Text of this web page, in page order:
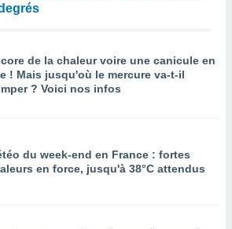
de la chaleur voire une canicule en
! Mais jusqu'où le mercure va-t-il
? Voici nos infos
du week-end en France : fortes
en force, jusqu'à 38°C attendus